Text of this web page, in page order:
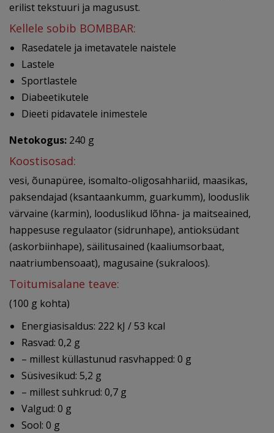
erilist tekstuuri ja magusust.
Kellele sobib BOMBBAR:
Rasedatele ja imetavatele naistele
Lastele
Sportlastele
Diabeetikutele
Dieeti pidavatele inimestele
Netokogus: 240 g
Koostisosad:
vesi, õunapüree, isomalto-oligosahhariid, maasikas,
paksendajad (ksantaankumm, guarkumm), looduslik
värvaine (karmin), looduslikud lõhna- ja maitseained,
happesuse regulaator (sidrunhape), antioksüdant
(askorbiinhape), säilitusained (kaaliumsorbaat,
naatriumbensoaat), magusaine (sukraloos).
Toitumisalane teave:
(100 g kohta)
Energiasisaldus: 222 kJ / 53 kcal
Rasvad: 0,2 g
– millest küllastunud rasvhapped: 0 g
Süsivesikud: 5,2 g
– millest suhkrud: 0,7 g
Valgud: 0 g
Sool: 0 g